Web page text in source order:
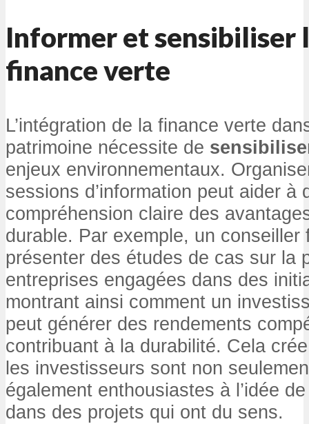
Informer et sensibiliser
finance verte
L’intégration de la finance verte
patrimoine nécessite de
enjeux environnementaux.
sessions d’information peut aider à
compréhension claire des
durable. Par exemple, un conseiller
présenter des études de cas sur la
entreprises engagées dans des
montrant ainsi comment un
peut générer des rendements
contribuant à la durabilité. Cela
les investisseurs sont non
également enthousiastes à l’idée
dans des projets qui ont du sens.